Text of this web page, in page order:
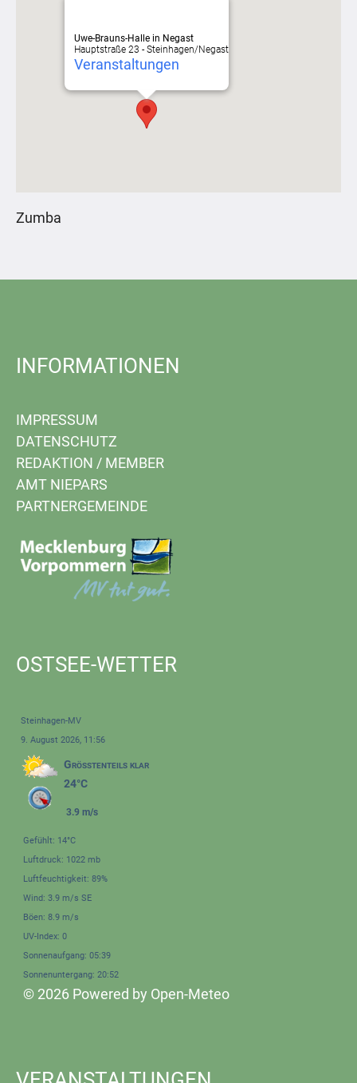
Uwe-Brauns-Halle in Negast
Hauptstraße 23 - Steinhagen/Negast
Veranstaltungen
Zumba
INFORMATIONEN
IMPRESSUM
DATENSCHUTZ
REDAKTION / MEMBER
AMT NIEPARS
PARTNERGEMEINDE
OSTSEE-WETTER
Steinhagen-MV
9. August 2026, 11:56
Größtenteils klar
24°C
3.9 m/s
Gefühlt: 14°C
Luftdruck: 1022 mb
Luftfeuchtigkeit: 89%
Wind: 3.9 m/s SE
Böen: 8.9 m/s
UV-Index: 0
Sonnenaufgang: 05:39
Sonnenuntergang: 20:52
© 2026 Powered by Open-Meteo